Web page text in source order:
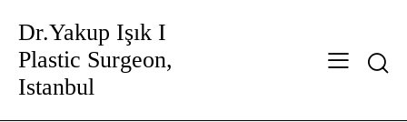
Dr.Yakup Işık I
Plastic Surgeon,
Istanbul